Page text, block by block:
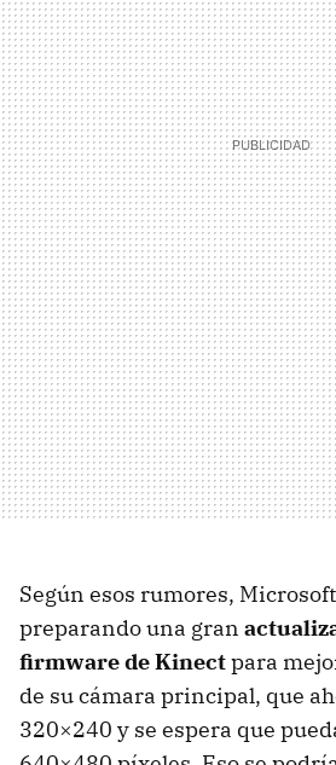
Según esos rumores,
preparando una gran
firmware de Kinectpara
de su cámara principal, que
320×240 y se espera que